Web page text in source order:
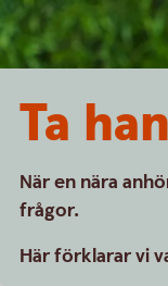
Ta
När en nära
frågor.
Här förklarar vi